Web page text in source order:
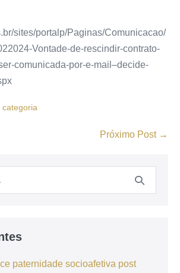
sites/portalp/Paginas/Comunicacao/
Vontade-de-rescindir-contrato-
comunicada-por-e-mail–decide-
categoria
Próximo Post →
paternidade socioafetiva post